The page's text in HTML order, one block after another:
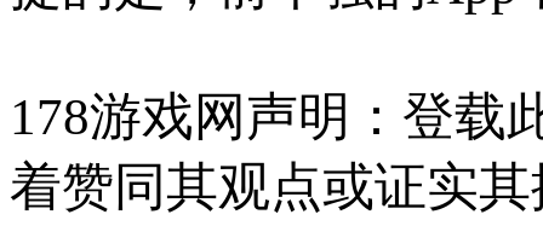
178游戏网声明：登载
着赞同其观点或证实